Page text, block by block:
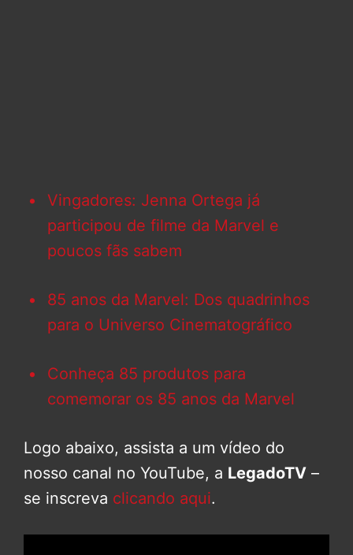
Vingadores: Jenna Ortega já
participou de filme da Marvel e
poucos fãs sabem
85 anos da Marvel: Dos quadrinhos
para o Universo Cinematográfico
Conheça 85 produtos para
comemorar os 85 anos da Marvel
Logo abaixo, assista a um vídeo do
nosso canal no YouTube, a LegadoTV –
se inscreva clicando aqui.